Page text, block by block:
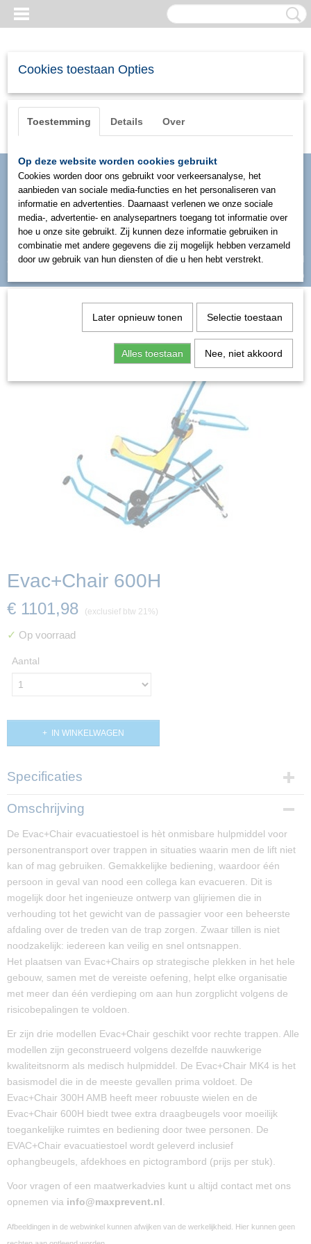
Inloggen Registreren
UW WINKELWAGEN
(0)
Evac+Chair 600H
€ 1101,98 (exclusief btw 21%)
✓ Op voorraad
Aantal
IN WINKELWAGEN
Specificaties
Productcode
Levertijd
circa 2-3 dagen
Omschrijving
De Evac+Chair evacuatiestoel is hèt onmisbare hulpmiddel voor
personentransport over trappen in situaties waarin men de lift niet
kan of mag gebruiken. Gemakkelijke bediening, waardoor één
persoon in geval van nood een collega kan evacueren. Dit is
mogelijk door het ingenieuze ontwerp van glijriemen die in
verhouding tot het gewicht van de passagier voor een beheerste
afdaling over de treden van de trap zorgen. Zwaar tillen is niet
noodzakelijk: iedereen kan veilig en snel ontsnappen.
Het plaatsen van Evac+Chairs op strategische plekken in het hele
gebouw, samen met de vereiste oefening, helpt elke organisatie
met meer dan één verdieping om aan hun zorgplicht volgens de
risicobepalingen te voldoen.
Er zijn drie modellen Evac+Chair geschikt voor rechte trappen. Alle
modellen zijn geconstrueerd volgens dezelfde nauwkerige
kwaliteitsnorm als medisch hulpmiddel. De Evac+Chair MK4 is het
basismodel die in de meeste gevallen prima voldoet. De
Evac+Chair 300H AMB heeft meer robuuste wielen en de
Evac+Chair 600H biedt twee extra draagbeugels voor moeilijk
toegankelijke ruimtes en bediening door twee personen. De
EVAC+Chair evacuatiestoel wordt geleverd inclusief
ophangbeugels, afdekhoes en pictogrambord (prijs per stuk).
Voor vragen of een maatwerkadvies kunt u altijd contact met ons
opnemen via info@maxprevent.nl
Afbeeldingen in de webwinkel kunnen afwijken van de werkelijkheid. Hier kunnen geen
Cookies toestaan Opties
Toestemming Details Over
Op deze website worden cookies gebruikt
Cookies worden door ons gebruikt voor verkeersanalyse, het
aanbieden van sociale media-functies en het personaliseren van
informatie en advertenties. Daarnaast verlenen we onze sociale
media-, advertentie- en analysepartners toegang tot informatie over
hoe u onze site gebruikt. Zij kunnen deze informatie gebruiken in
combinatie met andere gegevens die zij mogelijk hebben verzameld
door uw gebruik van hun diensten of die u hen hebt verstrekt.
Later opnieuw tonen Selectie toestaan
Alles toestaan Nee, niet akkoord